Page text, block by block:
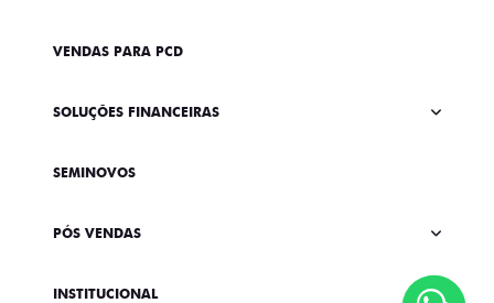
VENDAS PARA PCD
SOLUÇÕES FINANCEIRAS
SEMINOVOS
PÓS VENDAS
INSTITUCIONAL